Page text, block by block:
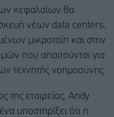
κεφαλαίων θα
νέων data centers,
μικροτσίπ και στην
που απαιτούνται για
τεχνητής νοημοσύνης.
εταιρείας, Andy
υποστηρίξει ότι η